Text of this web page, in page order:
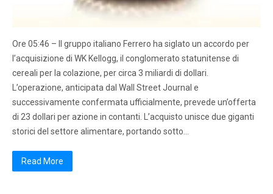
Ore 05:46 – Il gruppo italiano Ferrero ha siglato un accordo per
l’acquisizione di WK Kellogg, il conglomerato statunitense di
cereali per la colazione, per circa 3 miliardi di dollari.
L’operazione, anticipata dal Wall Street Journal e
successivamente confermata ufficialmente, prevede un’offerta
di 23 dollari per azione in contanti. L’acquisto unisce due giganti
storici del settore alimentare, portando sotto…
Read More